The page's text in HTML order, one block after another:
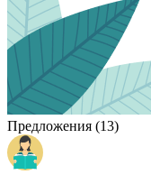
Предложения (13)